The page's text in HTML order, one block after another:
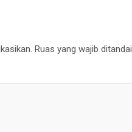
Ruas yang wajib ditandai